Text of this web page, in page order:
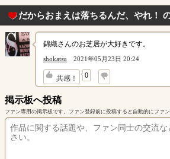
だからおまえは落ちるんだ、やれ！
錦織さんのお芝居が大好きです。
shokatsu 2021年05月23日 20:24
共感！ 0
↓
掲示板へ投稿
ファン専用の掲示板です。ファン登録前に投稿すると自動的にファン